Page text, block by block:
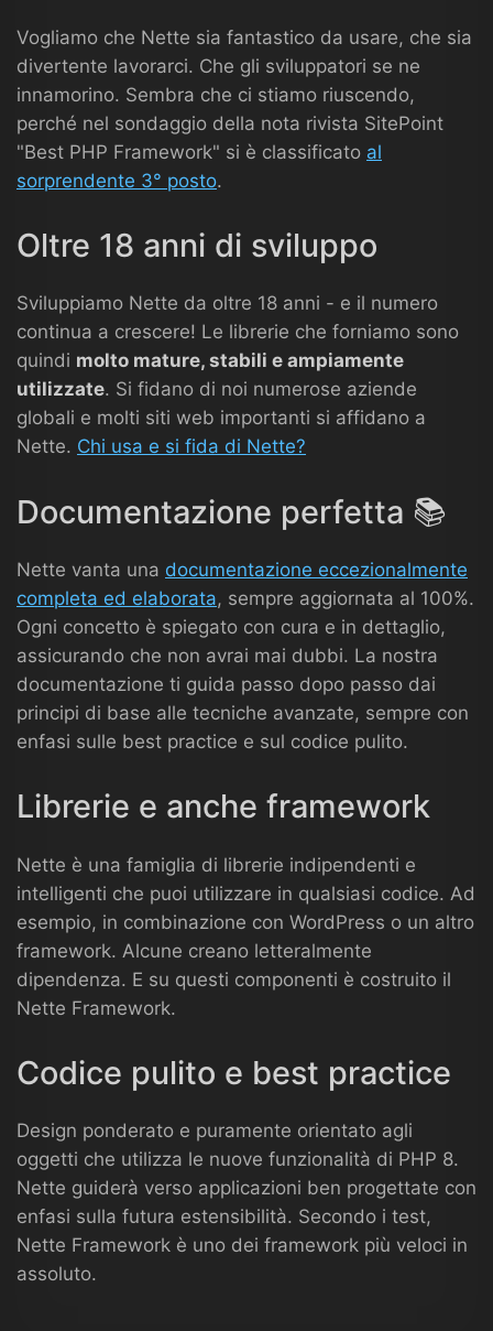
Vogliamo che Nette sia fantastico da usare, che sia
divertente lavorarci. Che gli sviluppatori se ne
innamorino. Sembra che ci stiamo riuscendo,
perché nel sondaggio della nota rivista SitePoint
"Best PHP Framework" si è classificato al
sorprendente 3° posto.
Oltre 18 anni di sviluppo
Sviluppiamo Nette da oltre 18 anni - e il numero
continua a crescere! Le librerie che forniamo sono
quindi molto mature, stabili e ampiamente
utilizzate. Si fidano di noi numerose aziende
globali e molti siti web importanti si affidano a
Nette. Chi usa e si fida di Nette?
Documentazione perfetta 📚
Nette vanta una documentazione eccezionalmente
completa ed elaborata, sempre aggiornata al 100%.
Ogni concetto è spiegato con cura e in dettaglio,
assicurando che non avrai mai dubbi. La nostra
documentazione ti guida passo dopo passo dai
principi di base alle tecniche avanzate, sempre con
enfasi sulle best practice e sul codice pulito.
Librerie e anche framework
Nette è una famiglia di librerie indipendenti e
intelligenti che puoi utilizzare in qualsiasi codice. Ad
esempio, in combinazione con WordPress o un altro
framework. Alcune creano letteralmente
dipendenza. E su questi componenti è costruito il
Nette Framework.
Codice pulito e best practice
Design ponderato e puramente orientato agli
oggetti che utilizza le nuove funzionalità di PHP 8.
Nette guiderà verso applicazioni ben progettate con
enfasi sulla futura estensibilità. Secondo i test,
Nette Framework è uno dei framework più veloci in
assoluto.